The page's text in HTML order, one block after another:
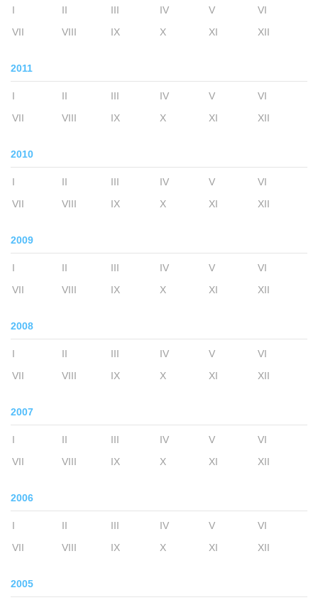
I II III IV V
VI
VII
VIII IX X XI XII
2011
I II III IV V
VI
VII
VIII IX X XI XII
2010
I II III IV V
VI
VII
VIII IX X XI XII
2009
I II III IV V
VI
VII
VIII IX X XI XII
2008
I II III IV V
VI
VII
VIII IX X XI XII
2007
I II III IV V
VI
VII
VIII IX X XI XII
2006
I II III IV V
VI
VII
VIII IX X XI XII
2005